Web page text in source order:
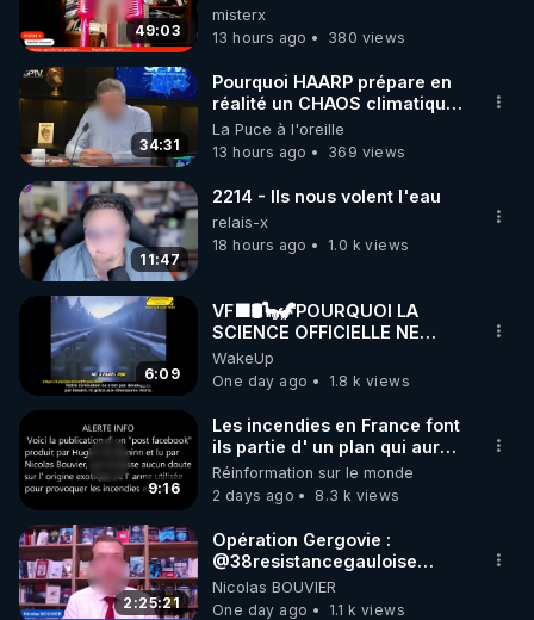
49:03
misterx
13 hours ago
380 views
34:31
Pourquoi HAARP prépare en
réalité un CHAOS climatique,
on répond
La Puce à l'oreille
13 hours ago
369 views
11:47
2214 - Ils nous volent l'eau
relais-x
18 hours ago
1.0 k views
6:09
VF🟩🛢🦕🦖POURQUOI LA
SCIENCE OFFICIELLE NE
CONNAÎT-ELLE PAS LA VRAIE
ORIGINE DU PÉTROL -
Jocelyne Tr
WakeUp
One day ago
1.8 k views
9:16
Les incendies en France font
ils partie d' un plan qui aurait
débuté le 11 septembre 2001
?
Réinformation sur le monde
2 days ago
8.3 k views
2:25:21
Opération Gergovie :
‪@38resistancegauloise‬
‪@MarionSigautOfficiel‬
‪@gladysriifard5710‬ Laëtitia
Nicolas BOUVIER
One day ago
1.1 k views